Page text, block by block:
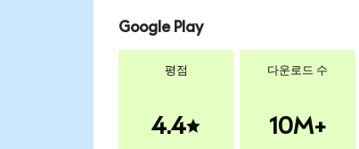
Google Play
평점
4.4
다운로드 수
10M+